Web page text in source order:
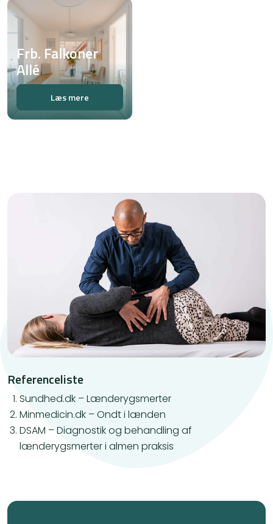
Frb. Falkoner
Allé
Læs mere
Referenceliste
Sundhed.dk – Lænderygsmerter
Minmedicin.dk – Ondt i lænden
DSAM – Diagnostik og behandling af
lænderygsmerter i almen praksis